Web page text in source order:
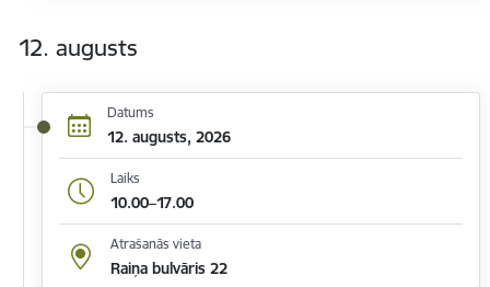
12. augusts
Datums
12. augusts, 2026
Laiks
10.00–17.00
Atrašanās vieta
Raiņa bulvāris 22